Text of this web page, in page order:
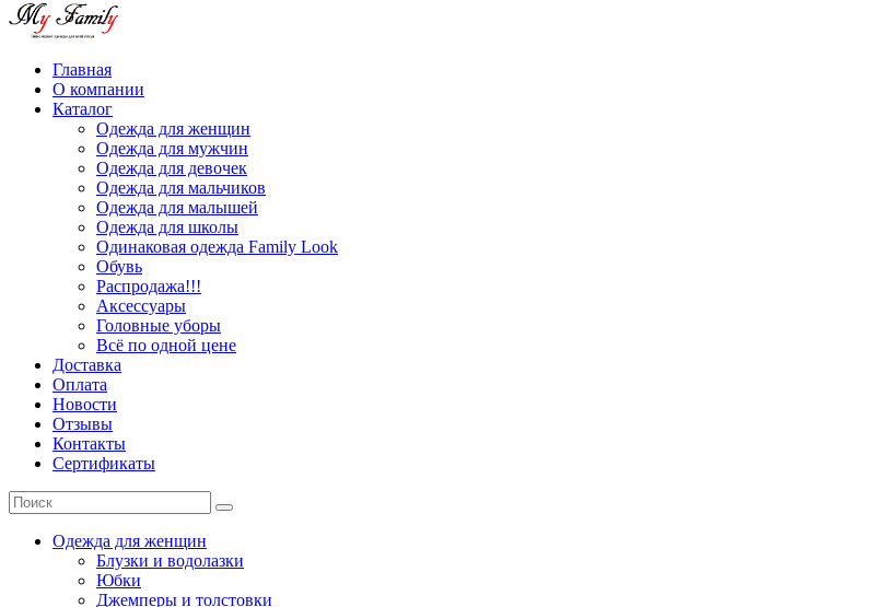
Главная
О компании
Каталог
Одежда для женщин
Одежда для мужчин
Одежда для девочек
Одежда для мальчиков
Одежда для малышей
Одежда для школы
Одинаковая одежда Family Look
Обувь
Распродажа!!!
Аксессуары
Головные уборы
Всё по одной цене
Доставка
Оплата
Новости
Отзывы
Контакты
Сертификаты
Одежда для женщин
Блузки и водолазки
Юбки
Джемперы и толстовки